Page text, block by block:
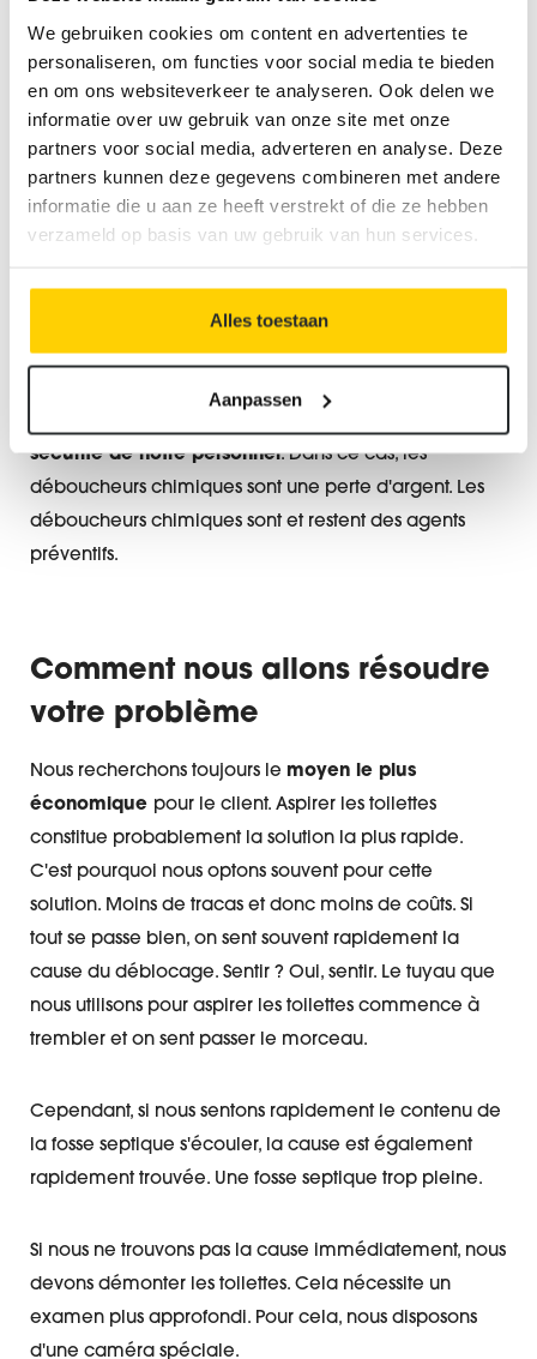
We gebruiken cookies om content en advertenties te
personaliseren, om functies voor social media te bieden
en om ons websiteverkeer te analyseren. Ook delen we
informatie over uw gebruik van onze site met onze
partners voor social media, adverteren en analyse. Deze
partners kunnen deze gegevens combineren met andere
informatie die u aan ze heeft verstrekt of die ze hebben
verzameld op basis van uw gebruik van hun services.
Alles toestaan
Aanpassen
suffisant.
Et maintenant ?
problème vous-même. Plus vite nous sommes
appelés, plus vite nous pourrons rétablir le bon
fonctionnement de vos toilettes. Si vous avez déjà
utilisé un déboucheur chimique, n'hésitez pas à nous
sécurité de notre personnel. Dans ce cas, les
déboucheurs chimiques sont une perte d'argent. Les
déboucheurs chimiques sont et restent des agents
préventifs.
Comment nous allons résoudre
votre problème
Nous recherchons toujours le moyen le plus
économique pour le client. Aspirer les toilettes
constitue probablement la solution la plus rapide.
C'est pourquoi nous optons souvent pour cette
solution. Moins de tracas et donc moins de coûts. Si
tout se passe bien, on sent souvent rapidement la
cause du déblocage. Sentir ? Oui, sentir. Le tuyau que
nous utilisons pour aspirer les toilettes commence à
trembler et on sent passer le morceau.
Cependant, si nous sentons rapidement le contenu de
la fosse septique s'écouler, la cause est également
rapidement trouvée. Une fosse septique trop pleine.
Si nous ne trouvons pas la cause immédiatement, nous
devons démonter les toilettes. Cela nécessite un
examen plus approfondi. Pour cela, nous disposons
d'une caméra spéciale.